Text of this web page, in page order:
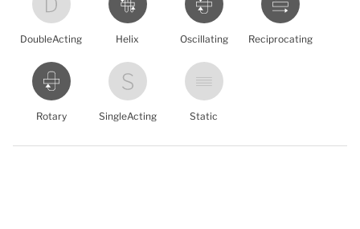
DoubleActing Helix Oscillating Reciprocating
Rotary SingleActing Static